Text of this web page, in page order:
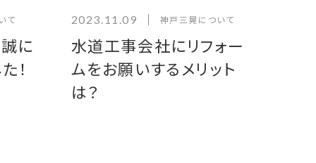
て
に
！
2023.11.09 神戸三晃について
水道工事会社にリフォー
ムをお願いするメリット
は？